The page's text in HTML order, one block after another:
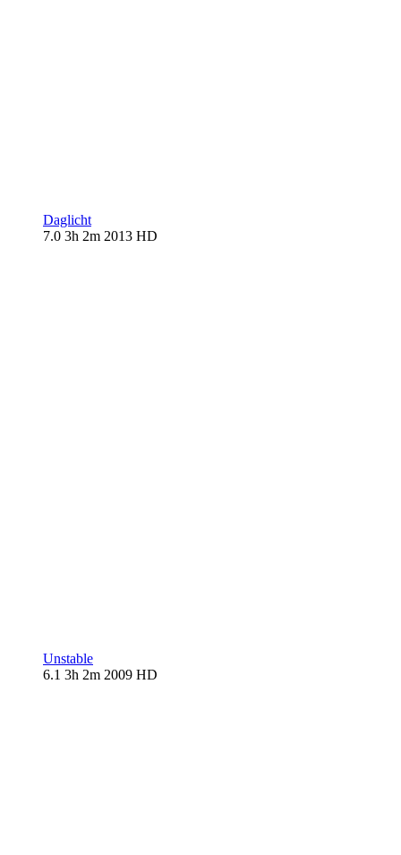
Daglicht
7.0 3h 2m 2013 HD
Unstable
6.1 3h 2m 2009 HD